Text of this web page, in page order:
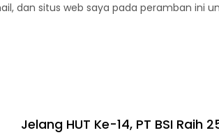
dan situs web saya pada peramban ini
Jelang HUT Ke-14, PT BSI Raih